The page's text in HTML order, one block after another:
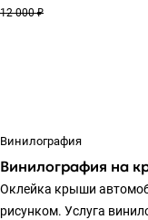
12 000 ₽
Винилография
Винилография на
Оклейка крыши
рисунком. Услуга